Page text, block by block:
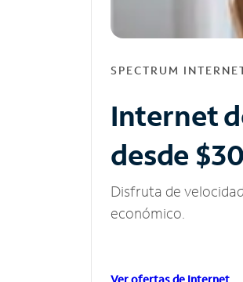
SPECTRUM
Internet
desde
Disfruta de
económico.